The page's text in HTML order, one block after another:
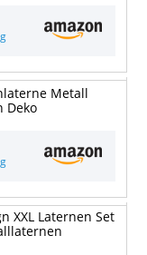
Metall
Deko
XXL Laternen Set